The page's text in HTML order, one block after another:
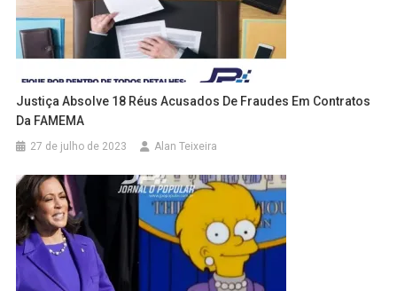
Justiça Absolve 18 Réus Acusados De Fraudes Em Contratos
Da FAMEMA
27 de julho de 2023 Alan Teixeira